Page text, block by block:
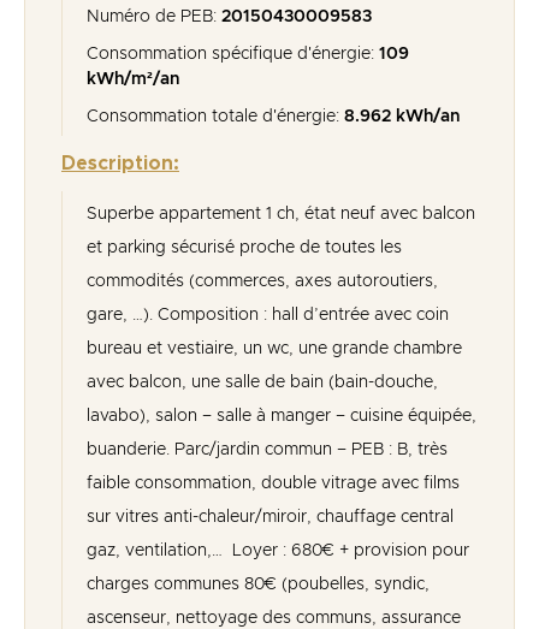
Numéro de PEB: 20150430009583
Consommation spécifique d'énergie: 109
kWh/m²/an
Consommation totale d'énergie: 8.962 kWh/an
Description:
Superbe appartement 1 ch, état neuf avec balcon
et parking sécurisé proche de toutes les
commodités (commerces, axes autoroutiers,
gare, …). Composition : hall d’entrée avec coin
bureau et vestiaire, un wc, une grande chambre
avec balcon, une salle de bain (bain-douche,
lavabo), salon – salle à manger – cuisine équipée,
buanderie. Parc/jardin commun – PEB : B, très
faible consommation, double vitrage avec films
sur vitres anti-chaleur/miroir, chauffage central
gaz, ventilation,… Loyer : 680€ + provision pour
charges communes 80€ (poubelles, syndic,
ascenseur, nettoyage des communs, assurance